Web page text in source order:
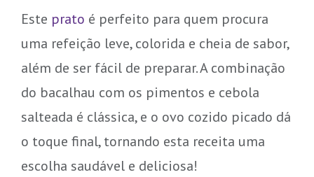
Este prato é perfeito para quem procura
uma refeição leve, colorida e cheia de sabor,
além de ser fácil de preparar. A combinação
do bacalhau com os pimentos e cebola
salteada é clássica, e o ovo cozido picado dá
o toque final, tornando esta receita uma
escolha saudável e deliciosa!